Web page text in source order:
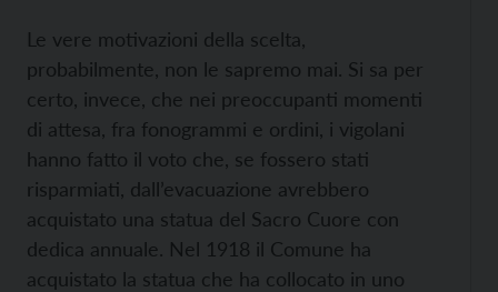
Le vere motivazioni della scelta,
probabilmente, non le sapremo mai. Si sa per
certo, invece, che nei preoccupanti momenti
di attesa, fra fonogrammi e ordini, i vigolani
hanno fatto il voto che, se fossero stati
risparmiati, dall’evacuazione avrebbero
acquistato una statua del Sacro Cuore con
dedica annuale. Nel 1918 il Comune ha
acquistato la statua che ha collocato in uno